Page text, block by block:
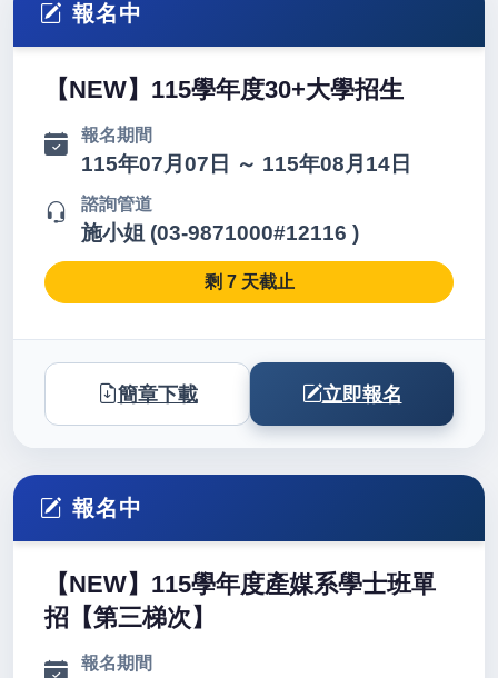
報名中
【NEW】115學年度30+大學招生
報名期間
115年07月07日 ～ 115年08月14日
諮詢管道
施小姐 (03-9871000#12116 )
剩 7 天截止
簡章下載 立即報名
報名中
【NEW】115學年度產媒系學士班單
招【第三梯次】
報名期間